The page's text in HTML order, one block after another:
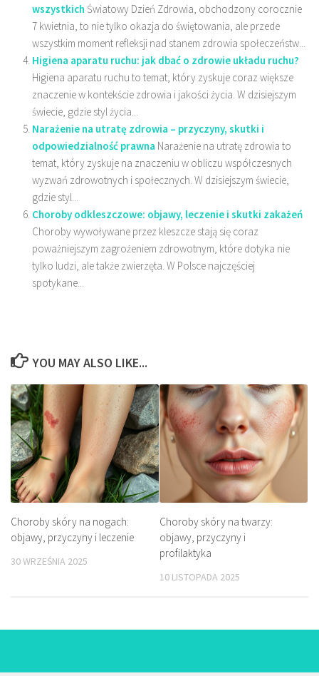
wszystkich Światowy Dzień Zdrowia, obchodzony corocznie
7 kwietnia, to nie tylko okazja do świętowania, ale przede
wszystkim moment refleksji nad stanem zdrowia społeczeństw...
Higiena aparatu ruchu: jak dbać o zdrowie układu ruchu?
Higiena aparatu ruchu to temat, który zyskuje coraz większe
znaczenie w kontekście zdrowia i jakości życia. W dzisiejszym
świecie, gdzie styl życia...
Narażenie na utratę zdrowia – przyczyny, skutki i
odpowiedzialność prawna Narażenie na utratę zdrowia to
temat, który zyskuje na znaczeniu w obliczu współczesnych
wyzwań zdrowotnych i społecznych. W dzisiejszym świecie,
gdzie styl...
Choroby odkleszczowe: objawy, leczenie i skutki zakażeń
Choroby wywoływane przez kleszcze stają się coraz
poważniejszym zagrożeniem zdrowotnym, które dotyka nie
tylko ludzi, ale także zwierzęta. W Polsce najczęściej
spotykane...
YOU MAY ALSO LIKE...
Choroby skóry na nogach:
objawy, przyczyny i leczenie
30 WRZEŚNIA 2025
Choroby skóry na twarzy:
objawy, przyczyny i
profilaktyka
10 LISTOPADA 2025